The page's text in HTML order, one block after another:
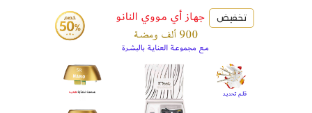
تخفيض